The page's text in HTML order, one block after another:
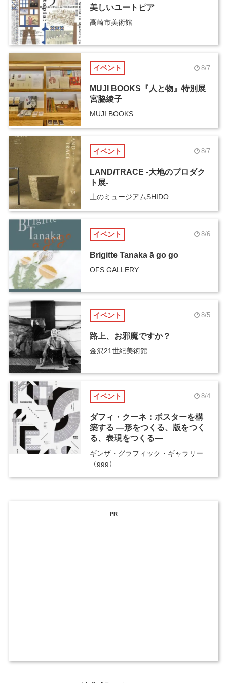
美しいユートピア
高崎市美術館
イベント 8/7
MUJI BOOKS『人と物』特別展
宮脇綾子
MUJI BOOKS
イベント 8/7
LAND/TRACE -大地のプロダク
ト展-
土のミュージアムSHIDO
イベント 8/6
Brigitte Tanaka ā go go
OFS GALLERY
イベント 8/5
路上、お邪魔ですか？
金沢21世紀美術館
イベント 8/4
ダフィ・クーネ：ポスターを構
築する ―形をつくる、版をつく
る、表現をつくる―
ギンザ・グラフィック・ギャラリー
（ggg）
PR